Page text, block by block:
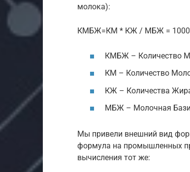
молока):
КМБЖ=КМ * КЖ / МБЖ =
КМБЖ – Количество
КМ – Количество
КЖ – Количества Жира
МБЖ – Молочная
Мы привели внешний вид
формула на промышленных
вычисления тот же: